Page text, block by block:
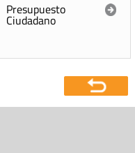
Presupuesto
Ciudadano